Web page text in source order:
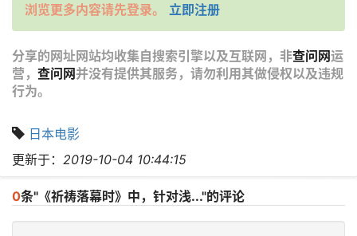
浏览更多内容请先登录。 立即注册
分享的网址网站均收集自搜索引擎以及互联网，非查问网运
营， 查问网并没有提供其服务，请勿利用其做侵权以及违规
行为。
日本电影
更新于： 2019-10-04 10:44:15
0条"《祈祷落幕时》中，针对浅..."的评论